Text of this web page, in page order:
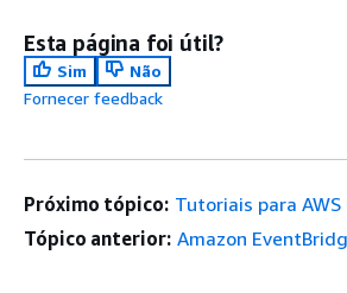
Esta página foi útil?
Sim
Não
Fornecer feedback
Próximo tópico: Tutoriais para AWS
Tópico anterior: Amazon